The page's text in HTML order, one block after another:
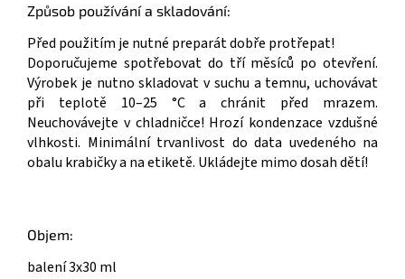
Způsob používání a skladování:
Před použitím je nutné preparát dobře protřepat!
Doporučujeme spotřebovat do tří měsíců po otevření.
Výrobek je nutno skladovat v suchu a temnu, uchovávat
při teplotě 10–25 °C a chránit před mrazem.
Neuchovávejte v chladničce! Hrozí kondenzace vzdušné
vlhkosti. Minimální trvanlivost do data uvedeného na
obalu krabičky a na etiketě. Ukládejte mimo dosah dětí!
Objem:
balení 3x30 ml